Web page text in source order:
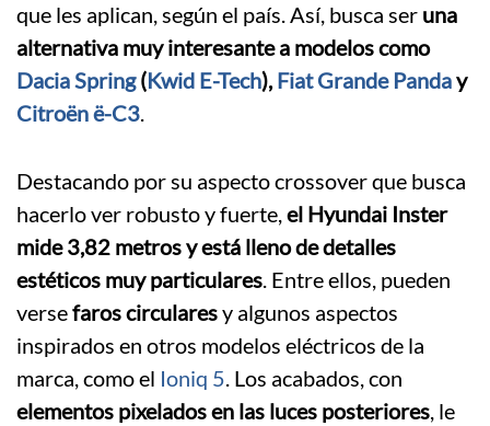
que les aplican, según el país. Así, busca ser una
alternativa muy interesante a modelos como
Dacia Spring(Kwid E-Tech),Fiat Grande Panday
Citroën ë-C3.
Destacando por su aspecto crossover que busca
hacerlo ver robusto y fuerte,el Hyundai Inster
mide 3,82 metros y está lleno de detalles
estéticos muy particulares. Entre ellos, pueden
versefaros circularesy algunos aspectos
inspirados en otros modelos eléctricos de la
marca, como el Ioniq 5. Los acabados, con
elementos pixelados en las luces posteriores, le